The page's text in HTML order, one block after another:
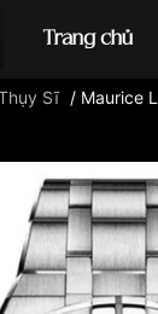
Trang chủ
Sĩ / Maurice